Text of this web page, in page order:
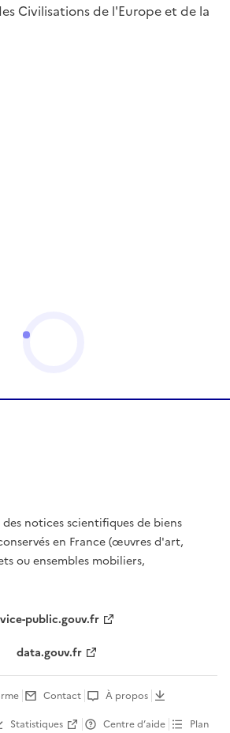
Civilisations de l'Europe et de la
notices scientifiques de biens
en France (œuvres d'art,
ou ensembles mobiliers,
public.gouv.fr
data.gouv.fr
Contact
À propos
Statistiques Centre d’aide Plan